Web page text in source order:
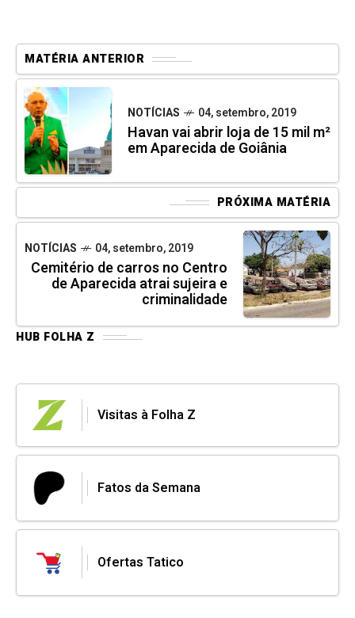
MATÉRIA ANTERIOR
NOTÍCIAS 04, setembro, 2019
Havan vai abrir loja de 15 mil m²
em Aparecida de Goiânia
PRÓXIMA MATÉRIA
NOTÍCIAS 04, setembro, 2019
Cemitério de carros no Centro
de Aparecida atrai sujeira e
criminalidade
HUB FOLHA Z
Visitas à Folha Z
Fatos da Semana
Ofertas Tatico